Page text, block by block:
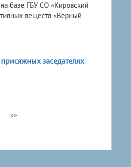
базе ГБУ СО «Кировский
веществ «Верный
заседателях
»»